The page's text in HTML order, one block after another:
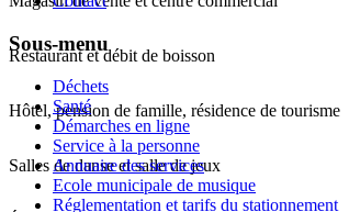
Restaurant et débit de boisson
Hôtel, pension de famille, résidence de tourisme
Salles de danse et salle de jeux
Sous-menu
Déchets
Santé
Démarches en ligne
Service à la personne
Annuaire des services
Ecole municipale de musique
Réglementation et tarifs du stationnement